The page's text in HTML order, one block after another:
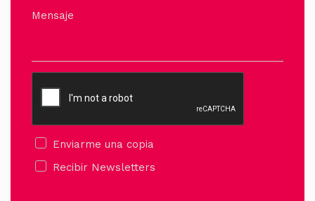
Mensaje
Enviarme una copia
Recibir Newsletters